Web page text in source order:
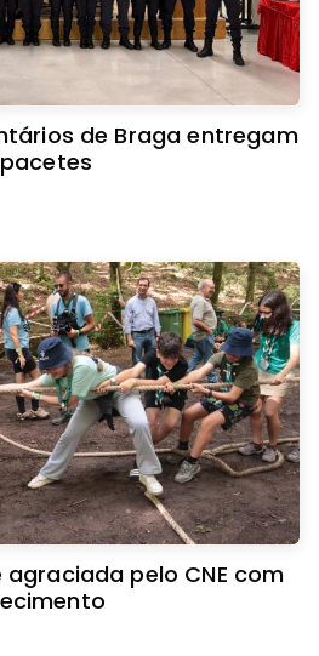
de Braga entregam
pelo CNE com